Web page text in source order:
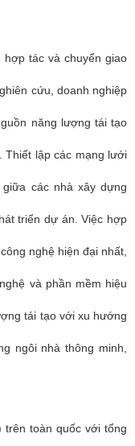
hợp tác và chuyển giao
cứu, doanh nghiệp
năng lượng tái tạo
Thiết lập các mạng lưới
các nhà xây dựng
triển dự án. Việc hợp
nghệ hiện đại nhất,
và phần mềm hiệu
tái tạo với xu hướng
ngôi nhà thông minh,
trên toàn quốc với tổng